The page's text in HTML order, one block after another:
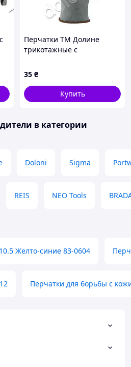
Перчатки ТМ Долине
трикотажные с
покрытием Полуратистой
облив серые полиэстер р8
35 ₴
Купить
в категории
Doloni Sigma
REIS NEO Tools
Желто-синие 83-0604
Перчатки для борьбы с